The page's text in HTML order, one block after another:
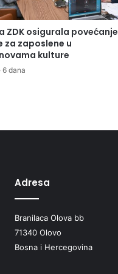
ZDK osigurala povećanje
za zaposlene u
kulture
6 dana
Adresa
Branilaca Olova bb
71340 Olovo
Bosna i Hercegovina